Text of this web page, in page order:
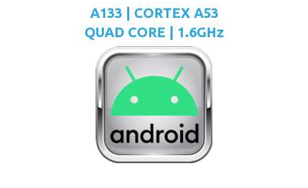
A133 | CORTEX A53
QUAD CORE | 1.6GHz